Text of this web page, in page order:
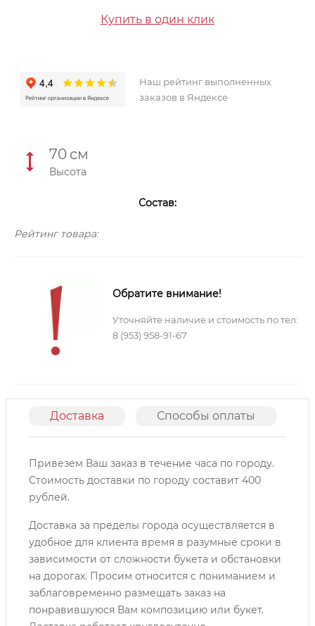
Купить в один клик
Наш рейтинг выполненных
заказов в Яндексе
70 см
Высота
Состав:
Рейтинг товара:
Обратите внимание!
Уточняйте наличие и стоимость по тел:
8 (953) 958-91-67
Доставка Способы оплаты
Привезем Ваш заказ в течение часа по городу.
Cтоимость доставки по городу составит 400
рублей.
Доставка за пределы города осуществляется в
удобное для клиента время в разумные сроки в
зависимости от сложности букета и обстановки
на дорогах. Просим относится с пониманием и
заблаговременно размещать заказ на
понравившуюся Вам композицию или букет.